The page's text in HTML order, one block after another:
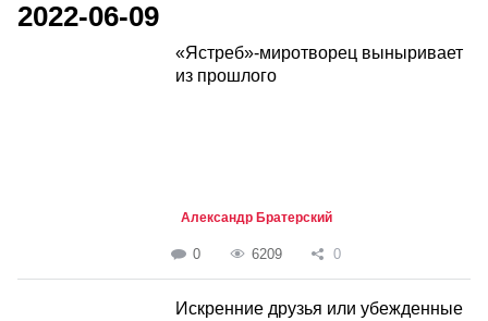
2022-06-09
«Ястреб»-миротворец выныривает
из прошлого
Александр Братерский
0 6209 0
Искренние друзья или убежденные